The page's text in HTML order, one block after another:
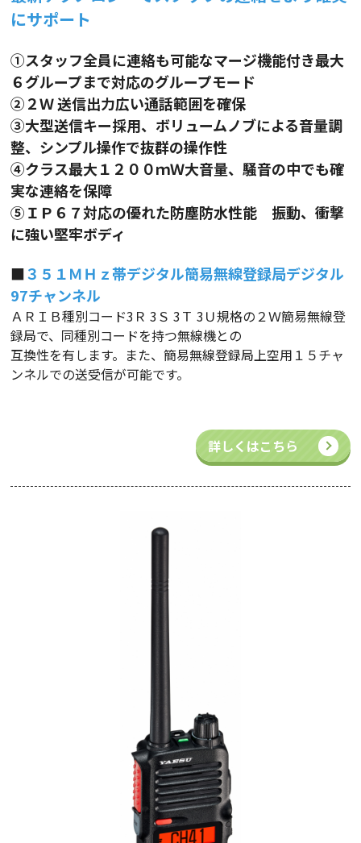
にサポート
①スタッフ全員に連絡も可能なマージ機能付き最大
６グループまで対応のグループモード
②２Ｗ 送信出力広い通話範囲を確保
③大型送信キー採用、ボリュームノブによる音量調
整、シンプル操作で抜群の操作性
④クラス最大１２００ｍＷ大音量、騒音の中でも確
実な連絡を保障
⑤ＩＰ６７対応の優れた防塵防水性能 振動、衝撃
に強い堅牢ボディ
■３５１ＭＨｚ帯デジタル簡易無線登録局デジタル
97チャンネル
ＡＲＩＢ種別コード3Ｒ 3Ｓ 3Ｔ 3Ｕ規格の２Ｗ簡易無線登
録局で、同種別コードを持つ無線機との
互換性を有します。また、簡易無線登録局上空用１５チャ
ンネルでの送受信が可能です。
詳しくはこちら